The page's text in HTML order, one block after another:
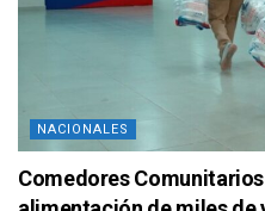
NACIONALES
Comedores